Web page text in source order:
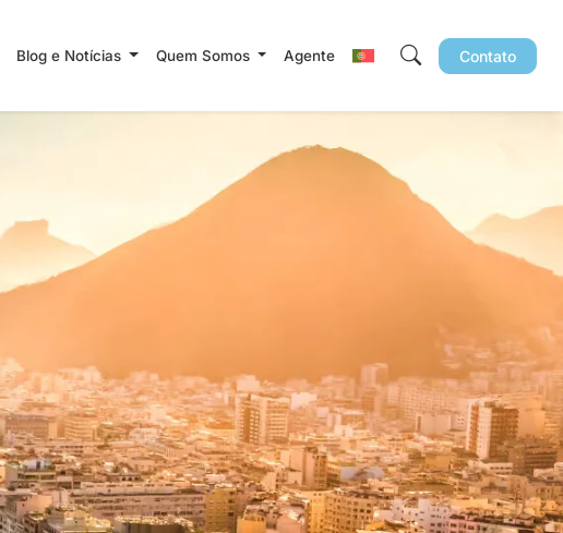
Blog e Notícias Quem Somos Agente Contato